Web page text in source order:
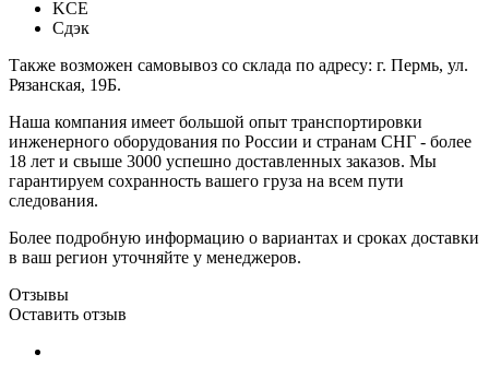
KCE
Сдэк
Также возможен самовывоз со склада по адресу: г. Пермь, ул.
Рязанская, 19Б.
Наша компания имеет большой опыт транспортировки
инженерного оборудования по России и странам СНГ - более
18 лет и свыше 3000 успешно доставленных заказов. Мы
гарантируем сохранность вашего груза на всем пути
следования.
Более подробную информацию о вариантах и сроках доставки
в ваш регион уточняйте у менеджеров.
Отзывы
Оставить отзыв